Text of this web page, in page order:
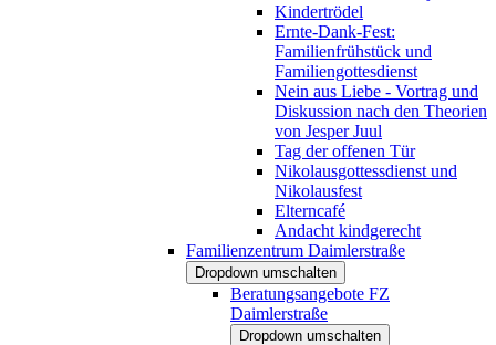
Kindertrödel
Ernte-Dank-Fest:
Familienfrühstück und
Familiengottesdienst
Nein aus Liebe - Vortrag und
Diskussion nach den Theorien
von Jesper Juul
Tag der offenen Tür
Nikolausgottessdienst und
Nikolausfest
Elterncafé
Andacht kindgerecht
Familienzentrum Daimlerstraße
Dropdown umschalten
Beratungsangebote FZ
Daimlerstraße
Dropdown umschalten